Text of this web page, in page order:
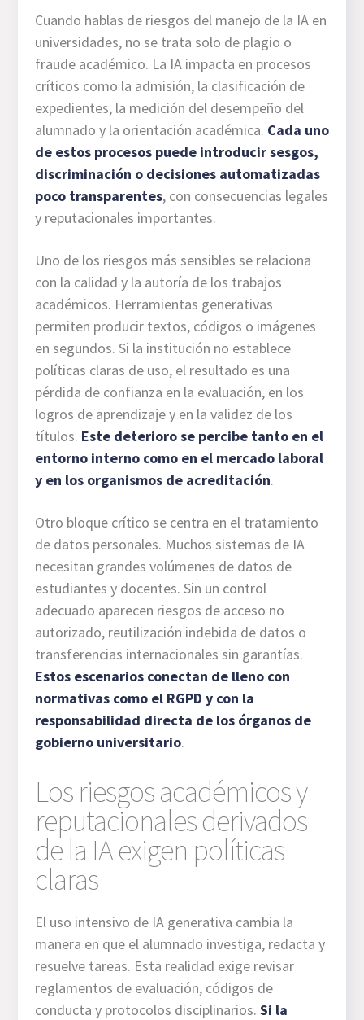
Cuando hablas de riesgos del manejo de la IA en
universidades, no se trata solo de plagio o
fraude académico. La IA impacta en procesos
críticos como la admisión, la clasificación de
expedientes, la medición del desempeño del
alumnado y la orientación académica. Cada uno
de estos procesos puede introducir sesgos,
discriminación o decisiones automatizadas
poco transparentes, con consecuencias legales
y reputacionales importantes.
Uno de los riesgos más sensibles se relaciona
con la calidad y la autoría de los trabajos
académicos. Herramientas generativas
permiten producir textos, códigos o imágenes
en segundos. Si la institución no establece
políticas claras de uso, el resultado es una
pérdida de confianza en la evaluación, en los
logros de aprendizaje y en la validez de los
títulos. Este deterioro se percibe tanto en el
entorno interno como en el mercado laboral
y en los organismos de acreditación.
Otro bloque crítico se centra en el tratamiento
de datos personales. Muchos sistemas de IA
necesitan grandes volúmenes de datos de
estudiantes y docentes. Sin un control
adecuado aparecen riesgos de acceso no
autorizado, reutilización indebida de datos o
transferencias internacionales sin garantías.
Estos escenarios conectan de lleno con
normativas como el RGPD y con la
responsabilidad directa de los órganos de
gobierno universitario.
Los riesgos académicos y
reputacionales derivados
de la IA exigen políticas
claras
El uso intensivo de IA generativa cambia la
manera en que el alumnado investiga, redacta y
resuelve tareas. Esta realidad exige revisar
reglamentos de evaluación, códigos de
conducta y protocolos disciplinarios. Si la